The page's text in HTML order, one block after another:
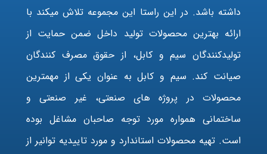
داشته باشد. در این راستا این مجموعه تلاش میکند با
ارائه بهترین محصولات تولید داخل ضمن حمایت از
تولیدکنندگان سیم و کابل، از حقوق مصرف کنندگان
صیانت کند. سیم و کابل به عنوان یکی از مهمترین
محصولات در پروژه های صنعتی، غیر صنعتی و
ساختمانی همواره مورد توجه صاحبان مشاغل بوده
است. تهیه محصولات استاندارد و مورد تاییدیه توانیر از